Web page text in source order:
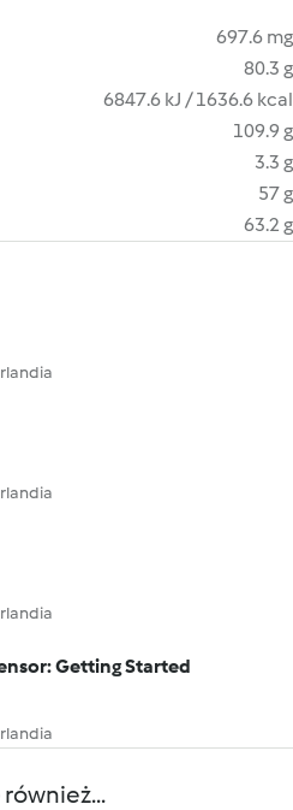
697.6 mg
80.3 g
6847.6 kJ / 1636.6 kcal
109.9 g
3.3 g
57 g
63.2 g
Getting Started